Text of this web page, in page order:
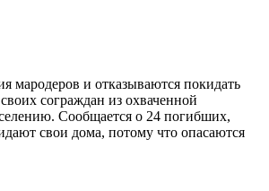
мародеров и отказываются покидать
сограждан из охваченной
Сообщается о 24 погибших,
свои дома, потому что опасаются